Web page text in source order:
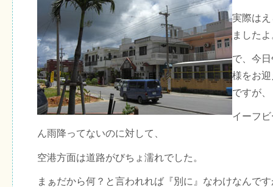
実際は
ました
で、今
様をお
ですが、
イーフ
ん雨降ってないのに対して、
空港方面は道路がびちょ濡れでした。
まぁだから何？と言われれば『別に』なわけなんで